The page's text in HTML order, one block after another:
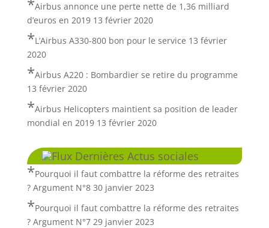
Airbus annonce une perte nette de 1,36 milliard
d’euros en 2019 13 février 2020
L’Airbus A330-800 bon pour le service 13 février
2020
Airbus A220 : Bombardier se retire du programme
13 février 2020
Airbus Helicopters maintient sa position de leader
mondial en 2019 13 février 2020
Dernières Actus sociales
Pourquoi il faut combattre la réforme des retraites
? Argument N°8 30 janvier 2023
Pourquoi il faut combattre la réforme des retraites
? Argument N°7 29 janvier 2023